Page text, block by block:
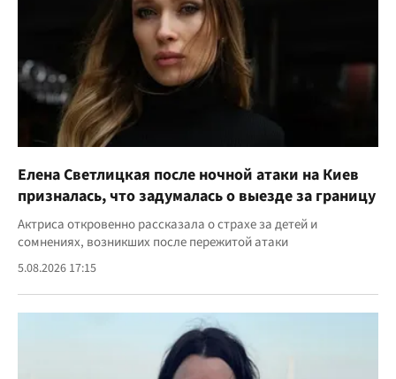
Елена Светлицкая после ночной атаки на Киев
призналась, что задумалась о выезде за границу
Актриса откровенно рассказала о страхе за детей и
сомнениях, возникших после пережитой атаки
5.08.2026 17:15